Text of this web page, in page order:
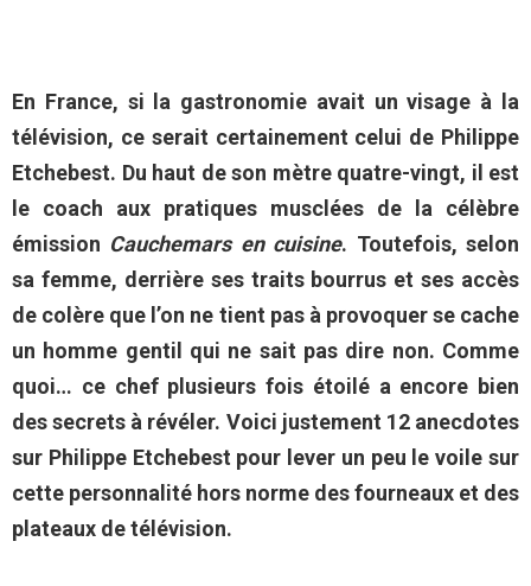
En France, si la gastronomie avait un visage à la
télévision, ce serait certainement celui de Philippe
Etchebest. Du haut de son mètre quatre-vingt, il est
le coach aux pratiques musclées de la célèbre
émission Cauchemars en cuisine. Toutefois, selon
sa femme, derrière ses traits bourrus et ses accès
de colère que l’on ne tient pas à provoquer se cache
un homme gentil qui ne sait pas dire non. Comme
quoi… ce chef plusieurs fois étoilé a encore bien
des secrets à révéler. Voici justement 12 anecdotes
sur Philippe Etchebest pour lever un peu le voile sur
cette personnalité hors norme des fourneaux et des
plateaux de télévision.